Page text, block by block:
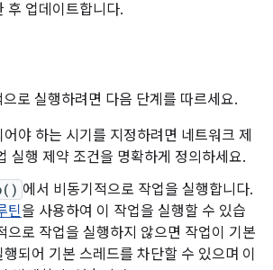
후 업데이트합니다.
로 실행하려면 다음 단계를 따르세요.
야 하는 시기를 지정하려면 네트워크 제
실행 제약 조건을 명확하게 정의하세요.
에서 비동기적으로 작업을 실행합니다.
틴을 사용하여 이 작업을 실행할 수 있습
으로 작업을 실행하지 않으면 작업이 기본
되어 기본 스레드를 차단할 수 있으며 이